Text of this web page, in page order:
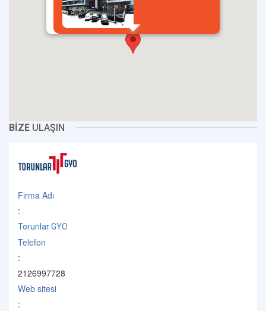
BİZE ULAŞIN
Firma Adı
:
Torunlar GYO
Telefon
:
2126997728
Web sitesi
: